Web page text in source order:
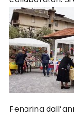
Fenarina